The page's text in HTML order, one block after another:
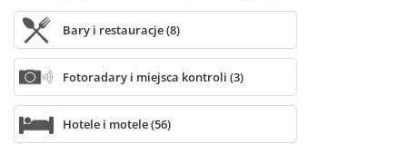
Bary i restauracje (8)
Fotoradary i miejsca kontroli (3)
Hotele i motele (56)